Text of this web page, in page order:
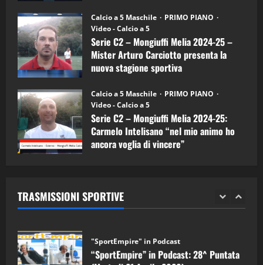
Calcio a 5 Maschile
PRIMO PIANO
Video - Calcio a 5
Serie C2 – Mongiuffi Melia 2024-25 –
Mister Arturo Carciotto presenta la
nuova stagione sportiva
Calcio a 5 Maschile
PRIMO PIANO
Video - Calcio a 5
Serie C2 – Mongiuffi Melia 2024-25:
Carmelo Intelisano “nel mio animo ho
ancora voglia di vincere”
TRASMISSIONI SPORTIVE
5
“SportEmpire” in Podcast: 26^ Puntata
(Martedi 07 Aprile 2026)
08/04/2026
1
“SportEmpire” in Podcast: 30^ Puntata
(Martedi 05 Maggio 2026)
08/05/2026
2 28/04/2026
“SportEmpire” in Podcast: 28^ Puntata
(Martedi 21 Aprile 2026)